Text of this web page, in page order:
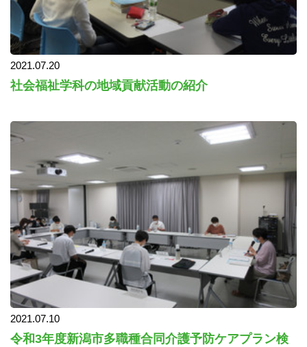
2021.07.20
社会福祉学科の地域貢献活動の紹介
2021.07.10
令和3年度新潟市多職種合同介護予防ケアプラン検